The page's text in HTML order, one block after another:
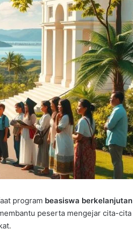
program beasiswa berkelanjutan
peserta mengejar cita-cita